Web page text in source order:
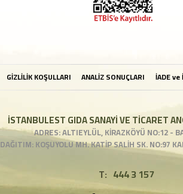
GİZLİLİK KOŞULLARI ANALİZ SONUÇLARI İADE ve
İSTANBULEST GIDA SANAYİ VE TİCARET
ADRES: ALTIEYLÜL, KİRAZKÖYÜ NO:12 -
DAĞITIM: KOŞUYOLU MH. KATİP SALİH SK. NO:97
T: 444 3 157